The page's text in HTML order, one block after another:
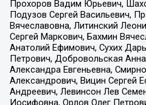
Прохоров Вадим Юрьевич,
Подузов Сергей Васильевич,
Вячеславовна, Литинский
Сергей Маркович, Бахмин
Анатолий Ефимович, Сухих
Петрович, Добровольская
Александра Евгеньевна,
Александрович, Вицин Сергей
Андреевич, Левинсон Лев
Иосифовна, Орлов Олег